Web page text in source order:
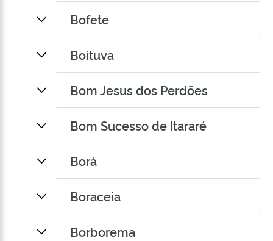
Bofete
Boituva
Bom Jesus dos Perdões
Bom Sucesso de Itararé
Borá
Boraceia
Borborema